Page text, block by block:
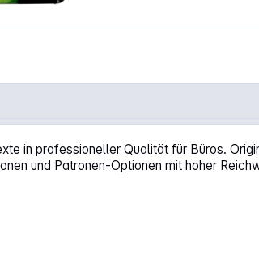
in professioneller Qualität für Büros.
und Patronen-Optionen mit hoher